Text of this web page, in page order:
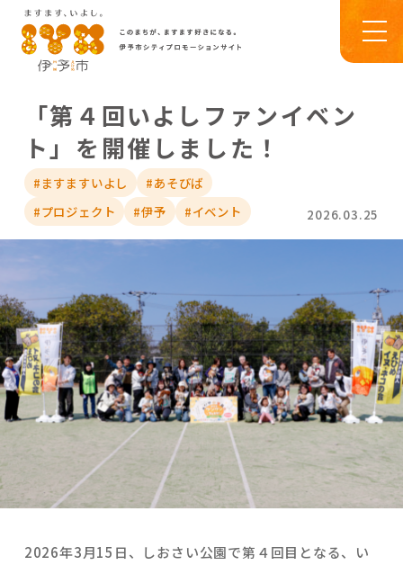
「第４回いよしファンイベン
ト」を開催しました！
#ますますいよし
#あそびば
#プロジェクト
#伊予 #イベント 2026.03.25
2026年3月15日、しおさい公園で第４回目となる、い